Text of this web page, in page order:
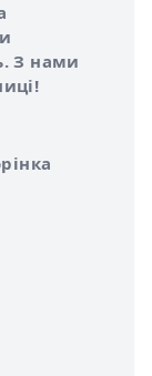
З нами